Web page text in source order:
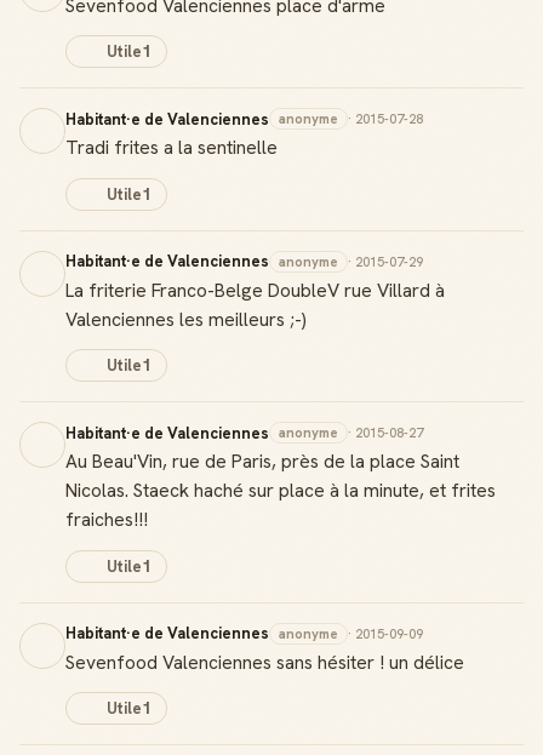
Utile1
Habitant·e de Valenciennes anonyme · 2015-07-28
Tradi frites a la sentinelle
Utile1
Habitant·e de Valenciennes anonyme · 2015-07-29
La friterie Franco-Belge DoubleV rue Villard à
Valenciennes les meilleurs ;-)
Utile1
Habitant·e de Valenciennes anonyme · 2015-08-27
Au Beau'Vin, rue de Paris, près de la place Saint
Nicolas. Staeck haché sur place à la minute, et frites
fraiches!!!
Utile1
Habitant·e de Valenciennes anonyme · 2015-09-09
Sevenfood Valenciennes sans hésiter ! un délice
Utile1
Score de réputation
Gagne des points à chaque contribution utile
Reconnaissance locale
Deviens une référence dans ta ville
Notifications
Sois notifié quand ton avis aide quelqu'un